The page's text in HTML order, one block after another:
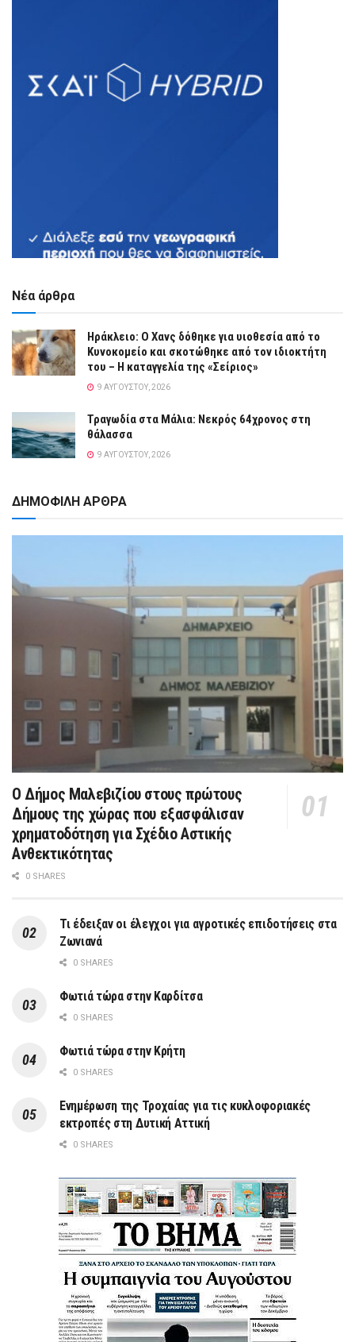
Νέα άρθρα
Ηράκλειο: Ο Χανς δόθηκε για υιοθεσία από το
Κυνοκομείο και σκοτώθηκε από τον ιδιοκτήτη
του – Η καταγγελία της «Σείριος»
9 ΑΥΓΟΎΣΤΟΥ, 2026
Τραγωδία στα Μάλια: Νεκρός 64χρονος στη
θάλασσα
9 ΑΥΓΟΎΣΤΟΥ, 2026
ΔΗΜΟΦΙΛΗ ΑΡΘΡΑ
Ο Δήμος Μαλεβιζίου στους πρώτους
Δήμους της χώρας που εξασφάλισαν
χρηματοδότηση για Σχέδιο Αστικής
Ανθεκτικότητας
0 SHARES
Τι έδειξαν οι έλεγχοι για αγροτικές επιδοτήσεις στα
Ζωνιανά
0 SHARES
Φωτιά τώρα στην Καρδίτσα
0 SHARES
Φωτιά τώρα στην Κρήτη
0 SHARES
Ενημέρωση της Τροχαίας για τις κυκλοφοριακές
εκτροπές στη Δυτική Αττική
0 SHARES